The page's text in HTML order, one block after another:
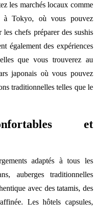
les marchés locaux comme
à Tokyo, où vous pouvez
chefs préparer des sushis
également des expériences
que vous trouverez au
japonais où vous pouvez
traditionnelles telles que le
et
adaptés à tous les
auberges traditionnelles
avec des tatamis, des
Les hôtels capsules,